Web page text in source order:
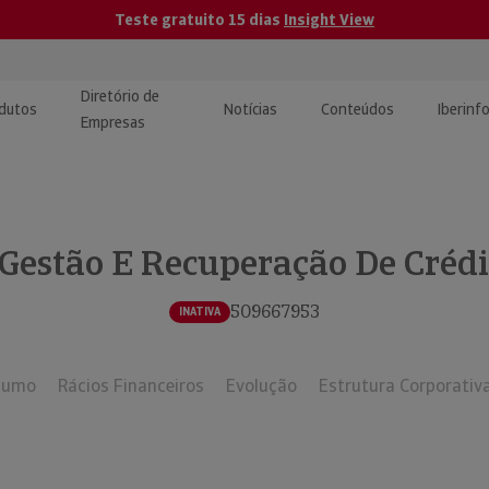
Teste gratuito 15 dias Insight View
e Monitorização de
Diretório de
Empresas
Notícias Conteúdos
| Estudos e
E Recuperação De
INATIVA 509667953
Rácios Financeiros Evolução Estrutura Corporativa